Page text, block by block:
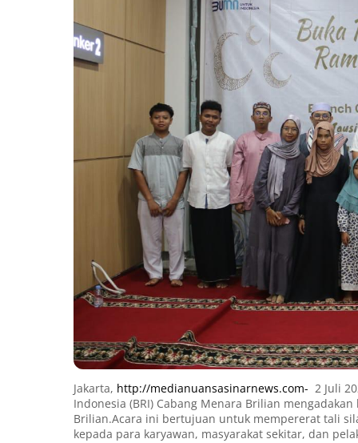
Jakarta, http://medianuansasinarnews.com- 2 Juli
Indonesia (BRI) Cabang Menara Brilian
Brilian.Acara ini bertujuan untuk mempererat tali
kepada para karyawan, masyarakat sekitar, dan